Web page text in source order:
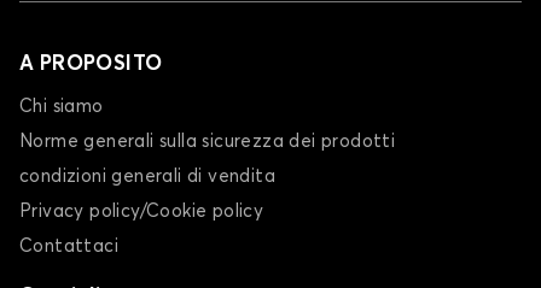
A PROPOSITO
Chi siamo
Norme generali sulla sicurezza dei prodotti
condizioni generali di vendita
Privacy policy/Cookie policy
Contattaci